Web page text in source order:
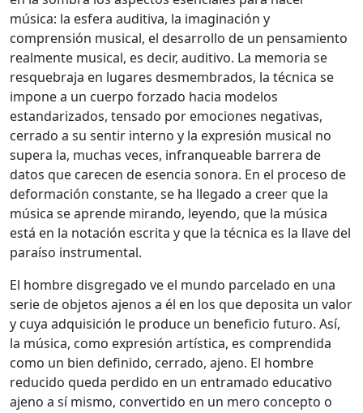
música: la esfera auditiva, la imaginación y
comprensión musical, el desarrollo de un pensamiento
realmente musical, es decir, auditivo. La memoria se
resquebraja en lugares desmembrados, la técnica se
impone a un cuerpo forzado hacia modelos
estandarizados, tensado por emociones negativas,
cerrado a su sentir interno y la expresión musical no
supera la, muchas veces, infranqueable barrera de
datos que carecen de esencia sonora. En el proceso de
deformación constante, se ha llegado a creer que la
música se aprende mirando, leyendo, que la música
está en la notación escrita y que la técnica es la llave del
paraíso instrumental.
El hombre disgregado ve el mundo parcelado en una
serie de objetos ajenos a él en los que deposita un valor
y cuya adquisición le produce un beneficio futuro. Así,
la música, como expresión artística, es comprendida
como un bien definido, cerrado, ajeno. El hombre
reducido queda perdido en un entramado educativo
ajeno a sí mismo, convertido en un mero concepto o